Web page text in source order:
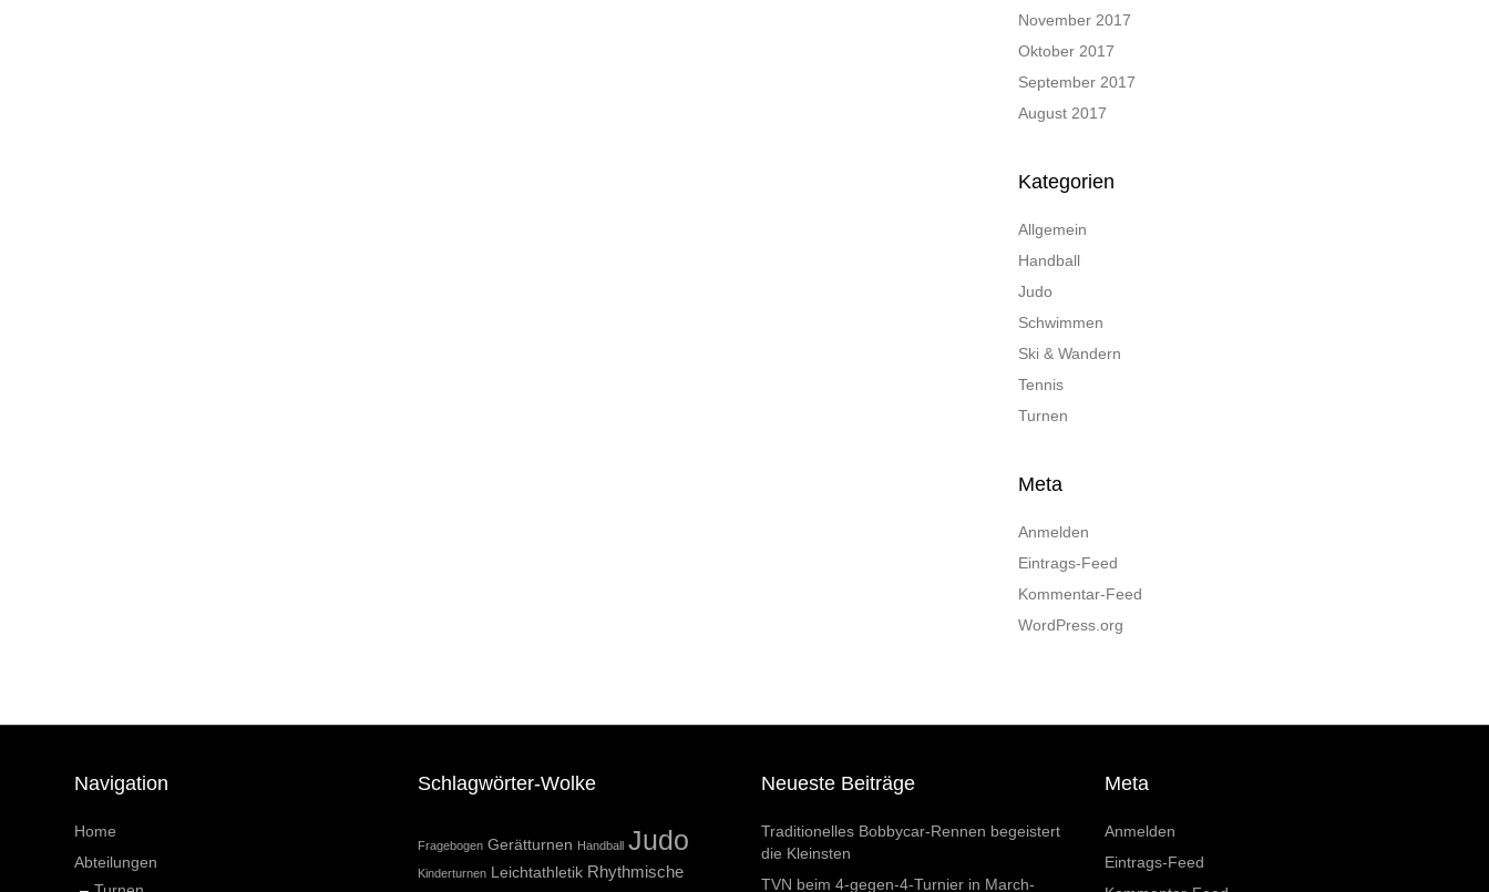
November 2017
Oktober 2017
September 2017
August 2017
Kategorien
Allgemein
Handball
Judo
Schwimmen
Ski & Wandern
Tennis
Turnen
Meta
Anmelden
Eintrags-Feed
Kommentar-Feed
WordPress.org
Navigation
Home
Abteilungen
Schlagwörter-Wolke
Fragebogen Gerätturnen Handball Judo
Kinderturnen Leichtathletik Rhythmische
Neueste Beiträge
Traditionelles Bobbycar-Rennen begeistert
die Kleinsten
TVN beim 4-gegen-4-Turnier in March-
Meta
Anmelden
Eintrags-Feed